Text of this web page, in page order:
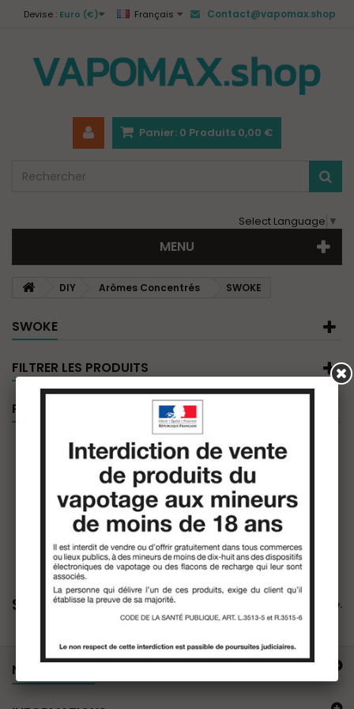
Devise : Euro (€) Français Contact@vapomax.shop
Panier: 0 Produits 0,00 €
Select Language ▼
MENU
DIY Arômes Concentrés SWOKE
SWOKE
FILTRER LES PRODUITS
PROMOTIONS
SWOKE Il n'y a aucun produit dans cette catégorie.
NOTRE OFFRE